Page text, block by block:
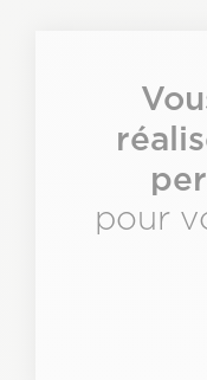
Description
pour